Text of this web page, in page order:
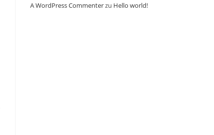
A WordPress Commenterzu Hello world!